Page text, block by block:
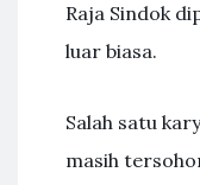
Raja Sindok
luar biasa.
Salah satu
masih